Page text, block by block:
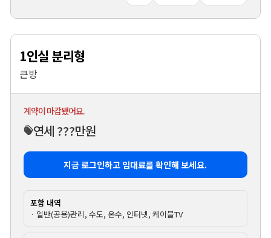
1인실 분리형
큰방
계약이 마감됐어요.
연세 ???만원
지금 로그인하고 임대료를 확인해 보세요.
포함 내역
· 일반(공용)관리, 수도, 온수, 인터넷, 케이블TV